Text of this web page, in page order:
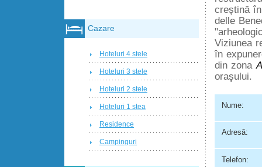
creştină
delle
Viziunea
în
din zona
oraşului.
Nume:
Adresă:
Telefon:
Cazare
Hoteluri 4 stele
Hoteluri 3 stele
Hoteluri 2 stele
Hoteluri 1 stea
Residence
Campinguri